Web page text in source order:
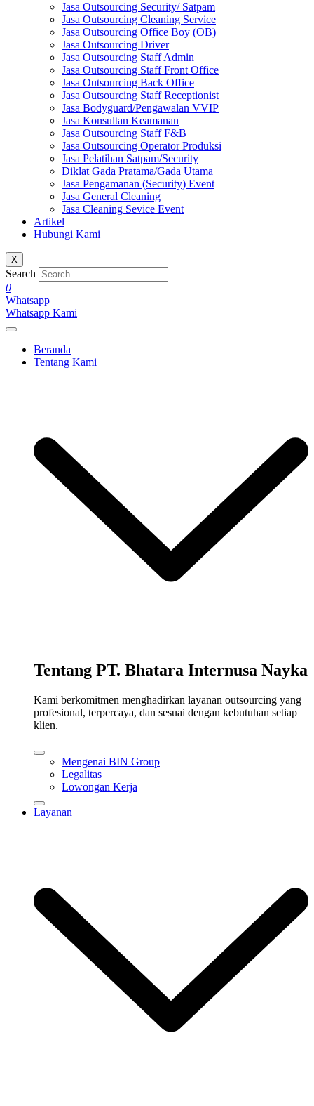
Jasa Outsourcing Security/ Satpam
Jasa Outsourcing Cleaning Service
Jasa Outsourcing Office Boy (OB)
Jasa Outsourcing Driver
Jasa Outsourcing Staff Admin
Jasa Outsourcing Staff Front Office
Jasa Outsourcing Back Office
Jasa Outsourcing Staff Receptionist
Jasa Bodyguard/Pengawalan VVIP
Jasa Konsultan Keamanan
Jasa Outsourcing Staff F&B
Jasa Outsourcing Operator Produksi
Jasa Pelatihan Satpam/Security
Diklat Gada Pratama/Gada Utama
Jasa Pengamanan (Security) Event
Jasa General Cleaning
Jasa Cleaning Sevice Event
Artikel
Hubungi Kami
X
Search
0
Whatsapp
Whatsapp Kami
Beranda
Tentang Kami
Tentang PT. Bhatara Internusa Nayka
Kami berkomitmen menghadirkan layanan outsourcing yang
profesional, terpercaya, dan sesuai dengan kebutuhan setiap
klien.
Mengenai BIN Group
Legalitas
Lowongan Kerja
Layanan